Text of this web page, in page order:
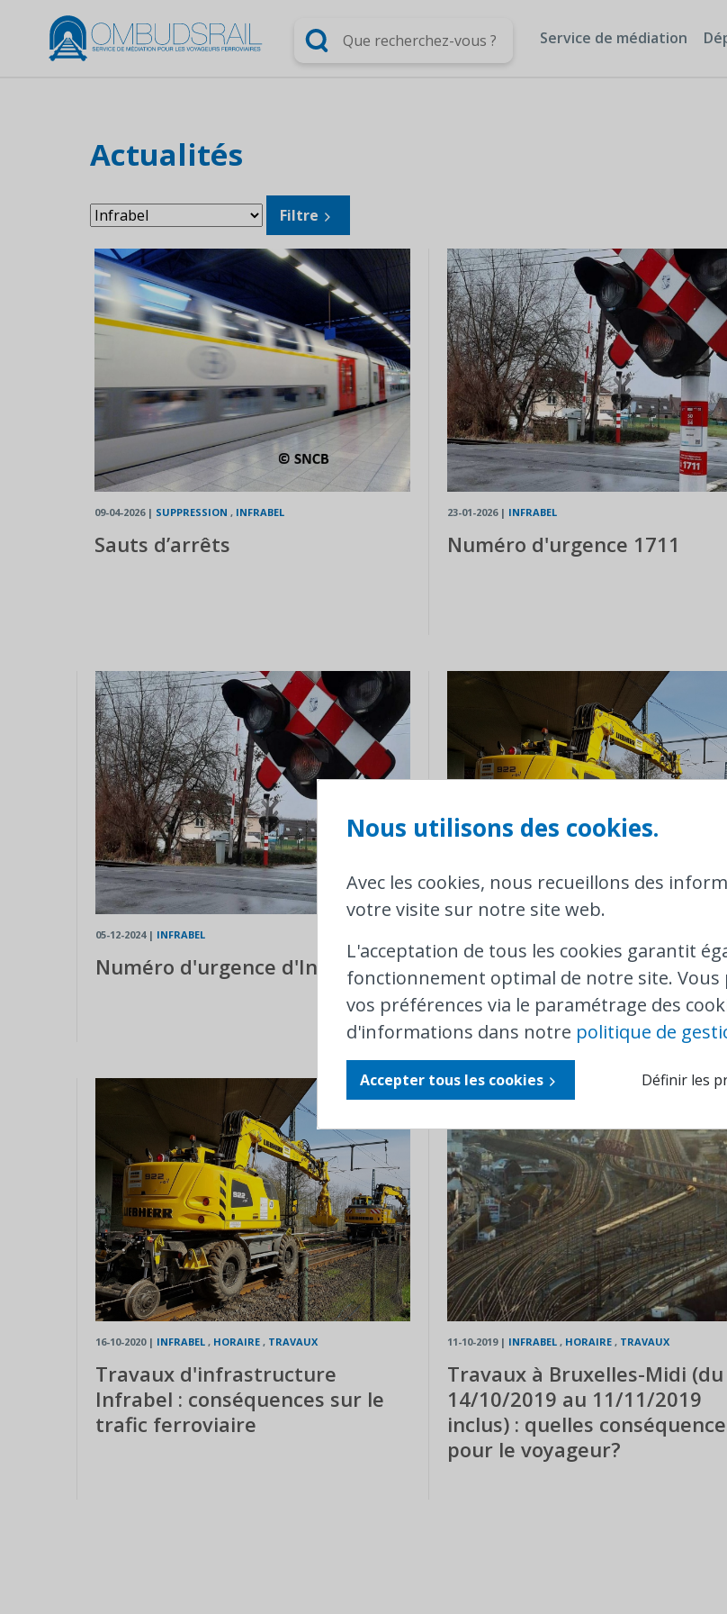
Chercher Service de médiation
Actualités
Filtrer
les
sujets:
Filtre
09-04-2026 | SUPPRESSION , INFRABEL
Sauts d’arrêts
23-01-2026 | INFRABEL
Numéro d'urgence 1711
05-12-2024 | INFRABEL
Numéro d'urgence d'Infrabel
Vers qui peuvent se tourner
riverains pour se plaindre ?
16-10-2020 | INFRABEL , HORAIRE , TRAVAUX
Travaux d'infrastructure
Infrabel : conséquences sur le
trafic ferroviaire
11-10-2019 | INFRABEL , HORAIRE , TRAVAUX
Travaux à Bruxelles-Midi (du
14/10/2019 au 11/11/2019
inclus) : quelles
pour le voyageur?
Nous utilisons des cookies.
Avec les cookies, nous recueillons des
votre visite sur notre site web.
L'acceptation de tous les cookies garantit
fonctionnement optimal de notre site. Vous
vos préférences via le paramétrage des
d'informations dans notre politique de
Accepter tous les cookies Définir les